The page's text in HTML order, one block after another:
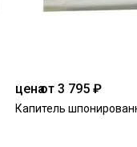
ценаот 3 795 ₽
Капитель